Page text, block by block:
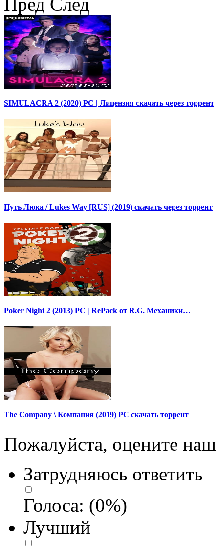
SIMULACRA 2 (2020) PC | Лицензия скачать через торрент
Путь Люка / Lukes Way [RUS] (2019) скачать через торрент
Poker Night 2 (2013) PC | RePack от R.G. Механики…
The Company \ Компания (2019) PC скачать торрент
Пожалуйста, оцените наш
Затрудняюсь ответить
Голоса: (0%)
Лучший